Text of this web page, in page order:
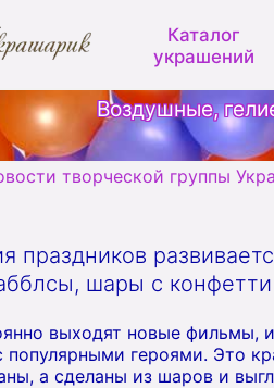
Каталог
украшений
Воздушные,
творческой группы
праздников
шары с
выходят новые фильмы,
популярными героями. Это
а сделаны из шаров и